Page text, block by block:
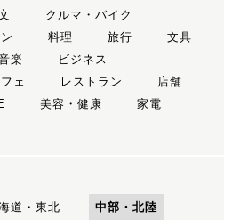
クルマ・バイク
料理 旅行
文具
楽
ビジネス
ェ レストラン
店舗
美容・健康
家電
道・東北
中部・北陸